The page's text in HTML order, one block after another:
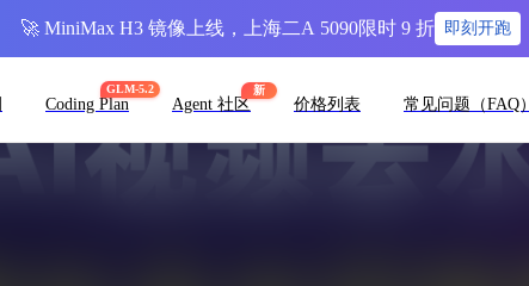
GLM-5.2
Coding Plan
新
Agent 社区 价格列表 常见问题（FAQ）
🚀 MiniMax H3 镜像上线，上海二A 5090限时 9 折 即刻开跑